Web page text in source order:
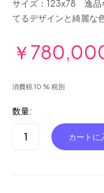
サイズ：123x78 逸品
てるデザインと綺麗な
￥
消費税 10 % 税別
数量: